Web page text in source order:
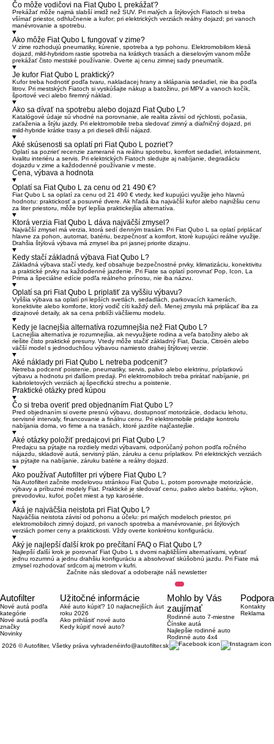
Čo môže vodičovi na Fiat Qubo L prekážať?
Prekážať môže najmä slabší imidž než SUV. Pri malých a štýlových Fiatoch si treba
všímať priestor, odhlučnenie a kufor; pri elektrických verziách reálny dojazd; pri vanoch
manévrovanie a spotrebu.
Ako môže Fiat Qubo L fungovať v zime?
V zime rozhodujú pneumatiky, kúrenie, spotreba a typ pohonu. Elektromobilom klesá
dojazd, mild-hybridom rastie spotreba na krátkych trasách a dieselovým vanom môže
prekážať čisto mestské používanie. Overte aj cenu zimnej sady pneumatík.
Je kufor Fiat Qubo L praktický?
Kufor treba hodnotiť podľa tvaru, nakladacej hrany a sklápania sedadiel, nie iba podľa
litrov. Pri mestských Fiatoch si vyskúšajte nákup a batožinu, pri MPV a vanoch kočík,
športové veci alebo firemný náklad.
Ako sa dívať na spotrebu alebo dojazd Fiat Qubo L?
Katalógové údaje sú vhodné na porovnanie, ale realita závisí od rýchlosti, počasia,
zaťaženia a štýlu jazdy. Pri elektromobile treba sledovať zimný a diaľničný dojazd, pri
mild-hybride krátke trasy a pri dieseli dlhší nájazd.
Aké skúsenosti sa oplatí pri Fiat Qubo L pozrieť?
Oplatí sa pozrieť recenzie zamerané na reálnu spotrebu, komfort sedadiel, infotainment,
kvalitu interiéru a servis. Pri elektrických Fiatoch sledujte aj nabíjanie, degradáciu
dojazdu v zime a každodenné používanie v meste.
Cena, výbava a hodnota
Oplatí sa Fiat Qubo L za cenu od 21 490 €?
Fiat Qubo L sa oplatí za cenu od 21 490 € vtedy, keď kupujúci využije jeho hlavnú
hodnotu: praktickosť a posuvné dvere. Ak hľadá iba najväčší kufor alebo najnižšiu cenu
za liter priestoru, môže byť lepšia praktickejšia alternatíva.
Ktorá verzia Fiat Qubo L dáva najväčší zmysel?
Najväčší zmysel má verzia, ktorá sedí denným trasám. Pri Fiat Qubo L sa oplatí priplácať
hlavne za pohon, automat, batériu, bezpečnosť a komfort, ktoré kupujúci reálne využije.
Drahšia štýlová výbava má zmysel iba pri jasnej priorite dizajnu.
Kedy stačí základná výbava Fiat Qubo L?
Základná výbava stačí vtedy, keď obsahuje bezpečnostné prvky, klimatizáciu, konektivitu
a praktické prvky na každodenné jazdenie. Pri Fiate sa oplatí porovnať Pop, Icon, La
Prima a špeciálne edície podľa reálneho prínosu, nie iba názvu.
Oplatí sa pri Fiat Qubo L priplatiť za vyššiu výbavu?
Vyššia výbava sa oplatí pri lepších svetlách, sedadlách, parkovacích kamerách,
konektivite alebo komforte, ktorý vodič cíti každý deň. Menej zmyslu má priplácať iba za
dizajnové detaily, ak sa cena priblíži väčšiemu modelu.
Kedy je lacnejšia alternatíva rozumnejšia než Fiat Qubo L?
Lacnejšia alternatíva je rozumnejšia, ak nevyužijete rodina a veľa batožiny alebo ak
riešite čisto praktické presuny. Vtedy môže stačiť základný Fiat, Dacia, Citroën alebo
väčší model s jednoduchšou výbavou namiesto drahej štýlovej verzie.
Aké náklady pri Fiat Qubo L netreba podceniť?
Netreba podceniť poistenie, pneumatiky, servis, palivo alebo elektrinu, príplatkovú
výbavu a hodnotu pri ďalšom predaji. Pri elektromobiloch treba prirátať nabíjanie, pri
kabrioletových verziách aj špecifickú strechu a poistenie.
Praktické otázky pred kúpou
Čo si treba overiť pred objednaním Fiat Qubo L?
Pred objednaním si overte presnú výbavu, dostupnosť motorizácie, dodaciu lehotu,
servisné intervaly, financovanie a finálnu cenu. Pri elektromobile pridajte kontrolu
nabíjania doma, vo firme a na trasách, ktoré jazdíte najčastejšie.
Aké otázky položiť predajcovi pri Fiat Qubo L?
Predajcu sa pýtajte na rozdiely medzi výbavami, odporúčaný pohon podľa ročného
nájazdu, skladové autá, servisný plán, záruku a cenu príplatkov. Pri elektrických verziách
sa pýtajte na nabíjanie, záruku batérie a reálny dojazd.
Ako používať Autofilter pri výbere Fiat Qubo L?
Na Autofilteri začnite modelovou stránkou Fiat Qubo L, potom porovnajte motorizácie,
výbavy a príbuzné modely Fiat. Praktické je sledovať cenu, palivo alebo batériu, výkon,
prevodovku, kufor, počet miest a typ karosérie.
Aká je najväčšia neistota pri Fiat Qubo L?
Najväčšia neistota závisí od pohonu a účelu: pri malých modeloch priestor, pri
elektromobiloch zimný dojazd, pri vanoch spotreba a manévrovanie, pri štýlových
verziách pomer ceny a praktickosti. Vždy overte konkrétnu konfiguráciu.
Aký je najlepší ďalší krok po prečítaní FAQ o Fiat Qubo L?
Najlepší ďalší krok je porovnať Fiat Qubo L s dvomi najbližšími alternatívami, vybrať
jednu rozumnú a jednu drahšiu konfiguráciu a absolvovať skúšobnú jazdu. Pri Fiate má
zmysel rozhodovať srdcom aj metrom v kufri.
Začnite nás sledovať a odoberajte náš newsletter
Autofilter
Nové autá podľa
kategórie
Nové autá podľa
značky
Novinky
Užitočné informácie
Aké auto kúpiť? 10 najlacnejších áut
roku 2026
Ako prihlásiť nové auto
Kedy kúpiť nové auto?
Mohlo by Vás
zaujímať
Rodinné auto 7-miestne
Čínske autá
Najlepšie rodinné auto
Rodinné auto 4x4
Podpora
Kontakty
Reklama
2026 © Autofilter, Všetky práva vyhradenéinfo@autofilter.sk